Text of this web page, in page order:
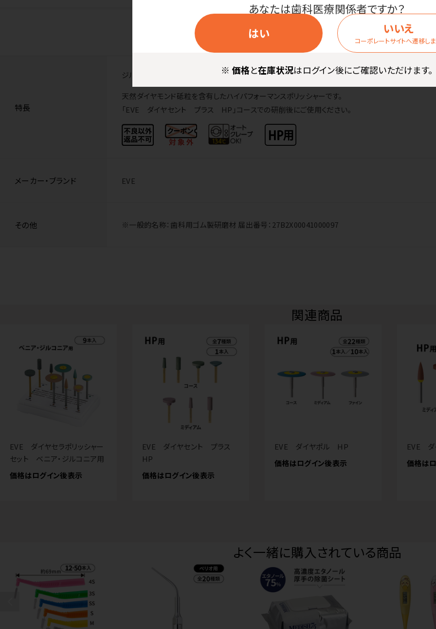
あなたは歯科医療関係者ですか？
はい
いいえ
コーポレートサイトへ遷移し
※ 価格と在庫状況はログイン後にご確認いただけます。
商品詳細
特長
ジルコニア・酸化アルミニウム等の補綴物の微調整・光沢研磨から最終光沢研磨まで行えるダイヤモ
天然ダイヤモンド砥粒を含有したハイパフォーマンスポリッシャーです。
「EVE ダイヤセント プラス HP」コースでの研削後にご使用ください。
メーカー・ブランド EVE
その他 ※一般的名称：歯科用ゴム製研磨材 届出番号：27B2X00041000097
関連商品
EVE ダイヤセラポリッシャー
セット ベニア・ジルコニア用
価格はログイン後表示
EVE ダイヤセント プラス
HP
価格はログイン後表示
EVE ダイヤポル HP
価格はログイン後表示
EVE
価格は
よく一緒に購入されている商品